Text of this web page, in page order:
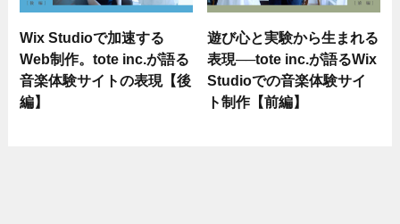
Wix Studioで加速する
Web制作。tote inc.が語る
音楽体験サイトの表現【後
編】
遊び心と実験から生まれる
表現──tote inc.が語るWix
Studioでの音楽体験サイ
ト制作【前編】